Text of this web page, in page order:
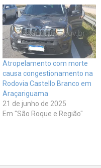
Atropelamento com morte
causa congestionamento na
Rodovia Castello Branco em
Araçariguama
21 de junho de 2025
Em "São Roque e Região"